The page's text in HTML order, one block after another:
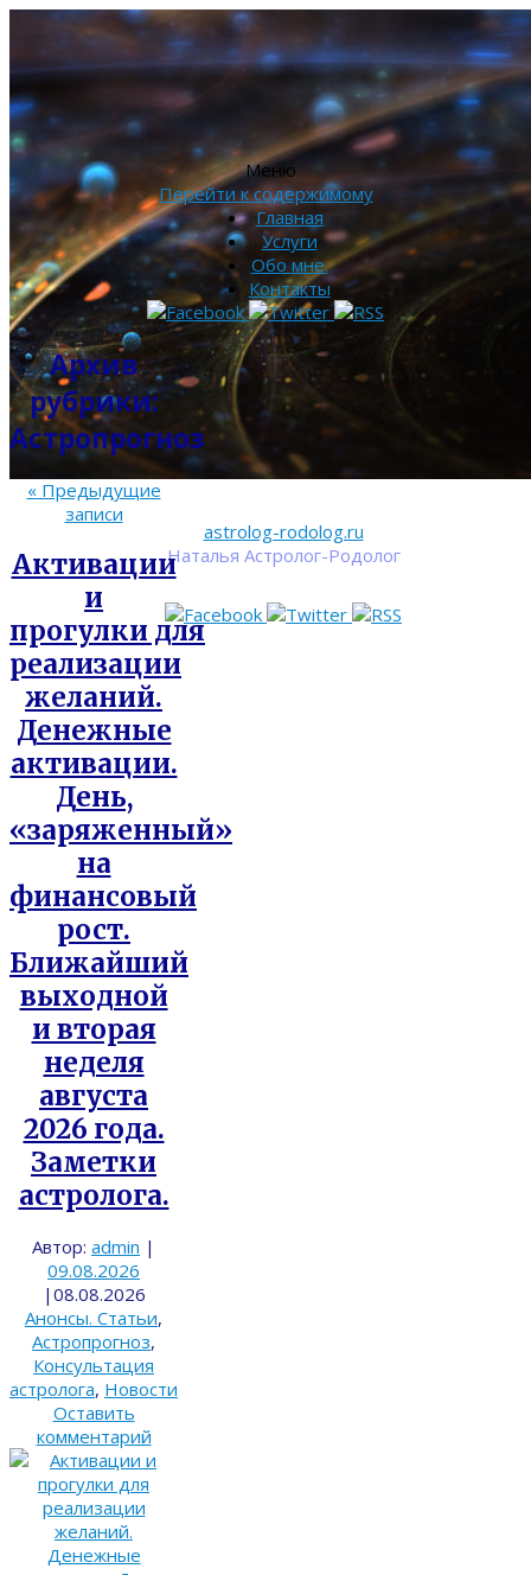
astrolog-rodolog.ru
Наталья Астролог-Родолог
Меню
Перейти к содержимому
Главная
Услуги
Обо мне.
Контакты
Архив
рубрики:
Астропрогноз
«Предыдущие
записи
Активации
и
прогулки для
реализации
желаний.
Денежные
активации.
День,
«заряженный»
на
финансовый
рост.
Ближайший
выходной
и вторая
неделя
августа
2026 года.
Заметки
астролога.
Автор: admin |
09.08.2026
| 08.08.2026
Анонсы. Статьи,
Астропрогноз,
Консультация
астролога, Новости
Оставить
комментарий